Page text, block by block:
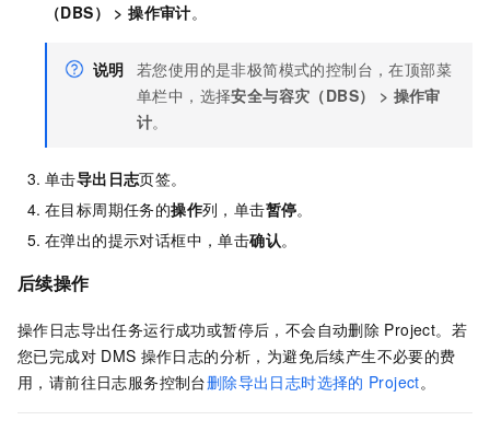
（DBS）
>操作审计。
说明 若您使用的是非极简模式的控制台，在顶部菜
单栏中，选择安全与容灾（DBS） > 操作审
计。
单击导出日志页签。
在目标周期任务的操作列，单击暂停。
在弹出的提示对话框中，单击确认。
后续操作
操作日志导出任务运行成功或暂停后，不会自动删除 Project。若
您已完成对 DMS 操作日志的分析，为避免后续产生不必要的费
用，请前往日志服务控制台删除导出日志时选择的 Project。